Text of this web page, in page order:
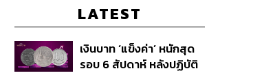
LATEST
เงินบาท ‘แข็งค่า’ หนักสุด
รอบ 6 สัปดาห์ หลังปฏิบัติ